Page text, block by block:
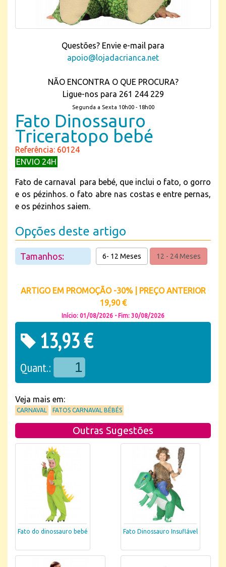
Questões? Envie e-mail para
apoio@lojadacrianca.net
NÃO ENCONTRA O QUE PROCURA?
Ligue-nos para 261 244 229
Segunda a Sexta 10h00 - 18h00
Fato Dinossauro
Triceratopo bebé
Referência: 60124
ENVIO 24H
Fato de carnaval para bebé, que inclui o fato, o gorro
e os pézinhos. o fato abre nas costas e entre pernas,
e os pézinhos saiem.
Opções deste artigo
Tamanhos: 6- 12 Meses 12 - 24 Meses
ARTIGO EM PROMOÇÃO -30% | PREÇO ANTERIOR
19,90 €
Início: 01/08/2026 - Fim: 30/08/2026
13,93 €
Quant.:
Veja mais em:
CARNAVAL FATOS CARNAVAL BÉBÉS
Outras Sugestões
Fato do dinossauro bebé Fato Dinossauro Insuflável